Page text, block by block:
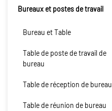
Bureaux et postes de travail
Bureau et Table
Table de poste de travail de
bureau
Table de réception de bureau
Table de réunion de bureau